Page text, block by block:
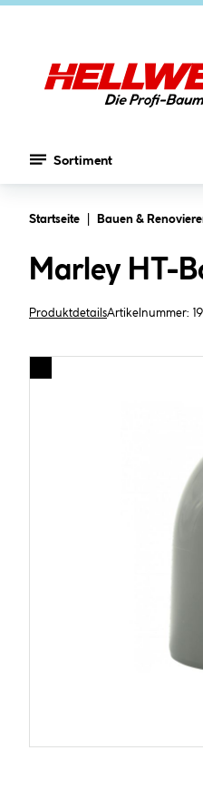
Sortiment
Startseite Bauen &
Marley HT-
ProduktdetailsArtikelnummer: